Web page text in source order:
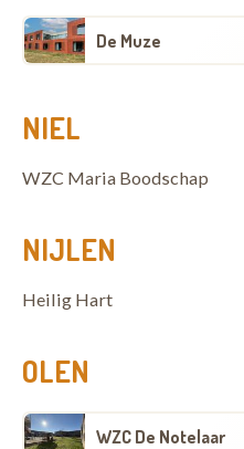
De Muze
NIEL
WZC Maria Boodschap
NIJLEN
Heilig Hart
OLEN
WZC De Notelaar